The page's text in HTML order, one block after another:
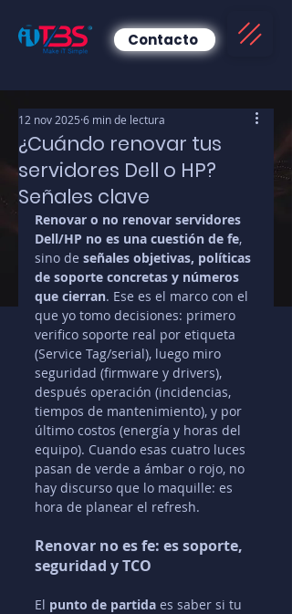
Contacto
¿Cuándo renovar tus
servidores Dell o HP?
Señales clave
12 nov 2025 6 min de lectura
Renovar o no renovar servidores
Dell/HP no es una cuestión de fe,
sino de señales objetivas, políticas
de soporte concretas y números
que cierran. Ese es el marco con el
que yo tomo decisiones: primero
verifico soporte real por etiqueta
(Service Tag/serial), luego miro
seguridad (firmware y drivers),
después operación (incidencias,
tiempos de mantenimiento), y por
último costos (energía y horas del
equipo). Cuando esas cuatro luces
pasan de verde a ámbar o rojo, no
hay discurso que lo maquille: es
hora de planear el refresh.
Renovar no es fe: es soporte,
seguridad y TCO
El punto de partida es saber si tu